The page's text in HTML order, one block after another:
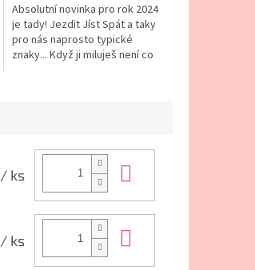
Absolutní novinka pro rok 2024
je tady! Jezdit Jíst Spát a taky
pro nás naprosto typické
znaky... Když ji miluješ není co
/ ks
/ ks